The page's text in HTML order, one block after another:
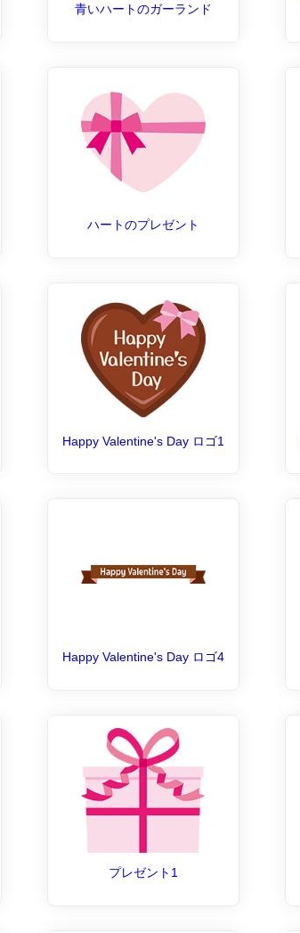
青いハートのガーランド
ハートのプレゼント
Happy Valentine's Day ロゴ1
Happy Valentine's Day ロゴ4
プレゼント1